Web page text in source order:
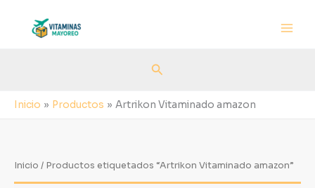
contenido
Buscar
Inicio Productos Artrikon Vitaminado amazon
Inicio / Productos etiquetados “Artrikon Vitaminado amazon”